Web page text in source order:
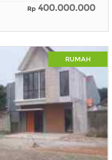
Rp 400.000.000
RUMAH